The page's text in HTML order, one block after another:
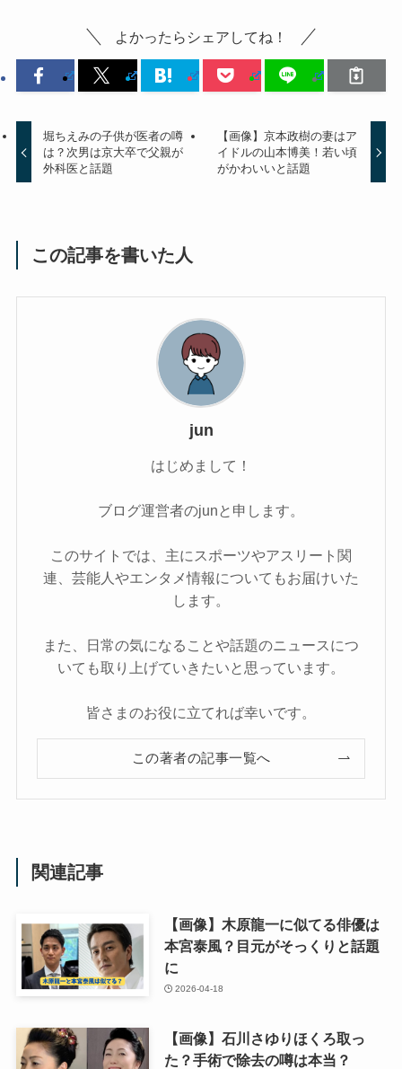
よかったらシェアしてね！
堀ちえみの子供が医者の噂
は？次男は京大卒で父親が
外科医と話題
【画像】京本政樹の妻はア
イドルの山本博美！若い頃
がかわいいと話題
この記事を書いた人
jun
はじめまして！
ブログ運営者のjunと申します。
このサイトでは、主にスポーツやアスリート関
連、芸能人やエンタメ情報についてもお届けいた
します。
また、日常の気になることや話題のニュースにつ
いても取り上げていきたいと思っています。
皆さまのお役に立てれば幸いです。
この著者の記事一覧へ
関連記事
【画像】木原龍一に似てる俳優は
本宮泰風？目元がそっくりと話題
に
2026-04-18
【画像】石川さゆりほくろ取っ
た？手術で除去の噂は本当？